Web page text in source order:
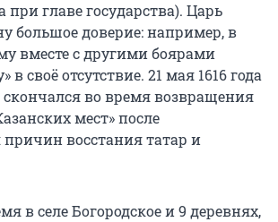
при главе государства). Царь
большое доверие: например, в
вместе с другими боярами
в своё отсутствие. 21 мая 1616 года
во время возвращения
мест» после
причин восстания татар и
в селе Богородское и 9 деревнях,